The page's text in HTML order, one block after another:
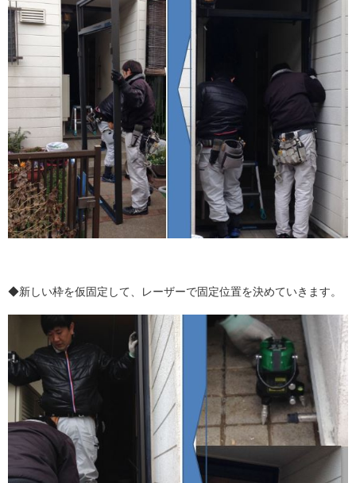
◆新しい枠を仮固定して、レーザーで固定位置を決めていきます。